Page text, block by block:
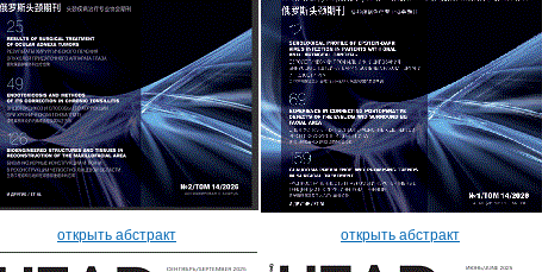
открыть абстракт открыть абстракт